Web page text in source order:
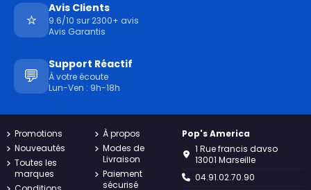
⭐
Avis Clients
9.6/10 sur 2300+ avis
Avis Garantis
💬
Support Réactif
À votre écoute
Lun-Ven : 9h-18h
Promotions
Nouveautés
Toutes les
marques
À propos
Modes de
Livraison
Paiement
sécurisé
Pop's America
1 Rue francis davso
13001 Marseille
04.91.02.70.90